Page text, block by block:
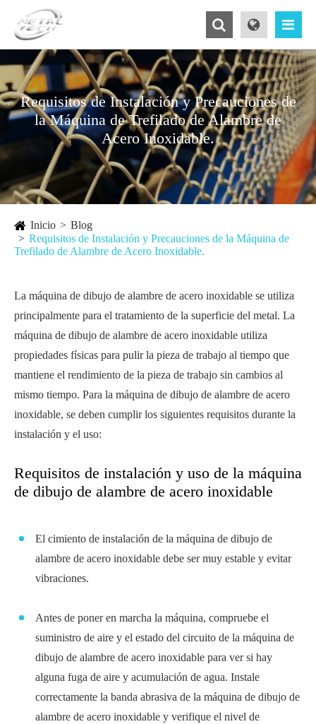
Requisitos de Instalación y Precauciones de
la Máquina de Trefilado de Alambre de
Acero Inoxidable.
Inicio
Blog
Requisitos de Instalación y Precauciones de la Máquina de
Trefilado de Alambre de Acero Inoxidable.
La máquina de dibujo de alambre de acero inoxidable se utiliza
principalmente para el tratamiento de la superficie del metal. La
máquina de dibujo de alambre de acero inoxidable utiliza
propiedades físicas para pulir la pieza de trabajo al tiempo que
mantiene el rendimiento de la pieza de trabajo sin cambios al
mismo tiempo. Para la máquina de dibujo de alambre de acero
inoxidable, se deben cumplir los siguientes requisitos durante la
instalación y el uso:
Requisitos de instalación y uso de la máquina
de dibujo de alambre de acero inoxidable
El cimiento de instalación de la máquina de dibujo de
alambre de acero inoxidable debe ser muy estable y evitar
vibraciones.
Antes de poner en marcha la máquina, compruebe el
suministro de aire y el estado del circuito de la máquina de
dibujo de alambre de acero inoxidable para ver si hay
alguna fuga de aire y acumulación de agua. Instale
correctamente la banda abrasiva de la máquina de dibujo de
alambre de acero inoxidable y verifique el nivel de